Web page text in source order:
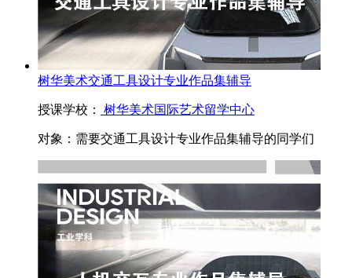
树华美术交通工具设计专业作品集辅导
授课学校： 树华美术国际艺术留学中心
对象： 需要交通工具设计专业作品集辅导的同学们